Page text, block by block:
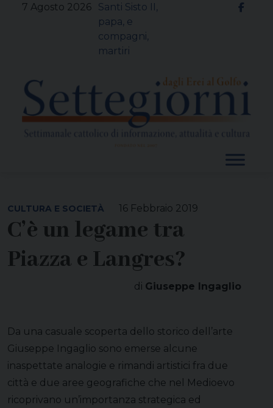
7 Agosto 2026
Santi Sisto II,
papa, e
compagni,
martiri
16 Febbraio 2019
CULTURA E SOCIETÀ
C’è un legame tra
Piazza e Langres?
di Giuseppe Ingaglio
Da una casuale scoperta dello storico dell’arte
Giuseppe Ingaglio sono emerse alcune
inaspettate analogie e rimandi artistici fra due
città e due aree geografiche che nel Medioevo
ricoprivano un’importanza strategica ed